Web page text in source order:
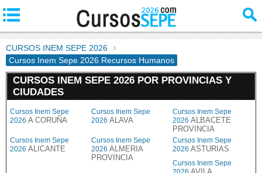
CURSOS INEM SEPE 2026
Cursos Inem Sepe 2026 Recursos Humanos
CURSOS INEM SEPE 2026 POR PROVINCIAS Y
CIUDADES
Cursos Inem Sepe
2026 A CORUÑA
Cursos Inem Sepe
2026 ALAVA
Cursos Inem Sepe
2026 ALBACETE
PROVINCIA
Cursos Inem Sepe
2026 ALICANTE
Cursos Inem Sepe
2026 ALMERIA
PROVINCIA
Cursos Inem Sepe
2026 ASTURIAS
Cursos Inem Sepe